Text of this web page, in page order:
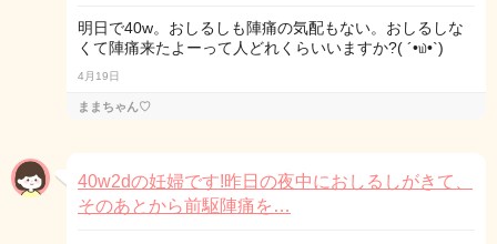
明日で40w。おしるしも陣痛の気配もない。おしるしな
くて陣痛来たよーって人どれくらいいますか?( ´•௰•`)
4月19日
ままちゃん♡
40w2dの妊婦です!昨日の夜中におしるしがきて、
そのあとから前駆陣痛を…